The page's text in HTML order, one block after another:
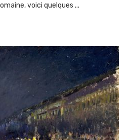
voici quelques ...